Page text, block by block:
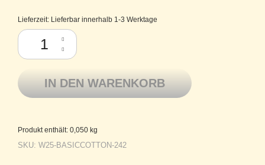
Lieferzeit: Lieferbar innerhalb 1-3 Werktage
Pro Lana Baumwolle mercerisiert Basic Cotton 242 blüte Menge
IN DEN WARENKORB
Produkt enthält: 0,050 kg
SKU: W25-BASICCOTTON-242